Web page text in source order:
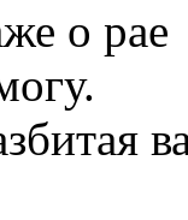
о рае